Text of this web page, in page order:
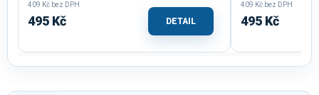
409 Kč bez DPH
495 Kč DETAIL
409 Kč bez DPH
495 Kč